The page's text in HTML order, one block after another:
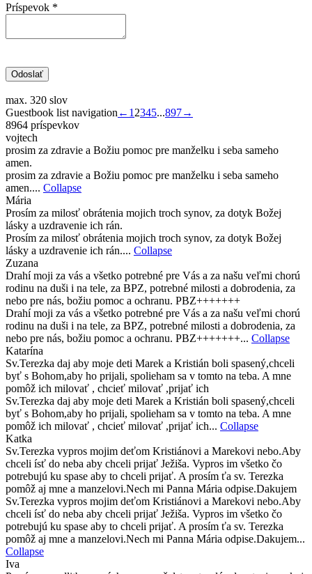
Príspevok *
max. 320 slov
Guestbook list navigation ← 1 2345...897→
8964 príspevkov
vojtech
prosim za zdravie a Božiu pomoc pre manželku i seba sameho
amen.
prosim za zdravie a Božiu pomoc pre manželku i seba sameho
amen.... Collapse
Mária
Prosím za milosť obrátenia mojich troch synov, za dotyk Božej
lásky a uzdravenie ich rán.
Prosím za milosť obrátenia mojich troch synov, za dotyk Božej
lásky a uzdravenie ich rán.... Collapse
Zuzana
Drahí moji za vás a všetko potrebné pre Vás a za našu veľmi chorú
rodinu na duši i na tele, za BPZ, potrebné milosti a dobrodenia, za
nebo pre nás, božiu pomoc a ochranu. PBZ+++++++
Drahí moji za vás a všetko potrebné pre Vás a za našu veľmi chorú
rodinu na duši i na tele, za BPZ, potrebné milosti a dobrodenia, za
nebo pre nás, božiu pomoc a ochranu. PBZ+++++++... Collapse
Katarína
Sv.Terezka daj aby moje deti Marek a Kristián boli spasený,chceli
byť s Bohom,aby ho prijali, spolieham sa v tomto na teba. A mne
pomôž ich milovať , chcieť milovať ,prijať ich
Sv.Terezka daj aby moje deti Marek a Kristián boli spasený,chceli
byť s Bohom,aby ho prijali, spolieham sa v tomto na teba. A mne
pomôž ich milovať , chcieť milovať ,prijať ich... Collapse
Katka
Sv.Terezka vypros mojim deťom Kristiánovi a Marekovi nebo.Aby
chceli ísť do neba aby chceli prijať Ježiša. Vypros im všetko čo
potrebujú ku spase aby to chceli prijať. A prosím ťa sv. Terezka
pomôž aj mne a manzelovi.Nech mi Panna Mária odpise.Dakujem
Sv.Terezka vypros mojim deťom Kristiánovi a Marekovi nebo.Aby
chceli ísť do neba aby chceli prijať Ježiša. Vypros im všetko čo
potrebujú ku spase aby to chceli prijať. A prosím ťa sv. Terezka
pomôž aj mne a manzelovi.Nech mi Panna Mária odpise.Dakujem...
Collapse
Iva